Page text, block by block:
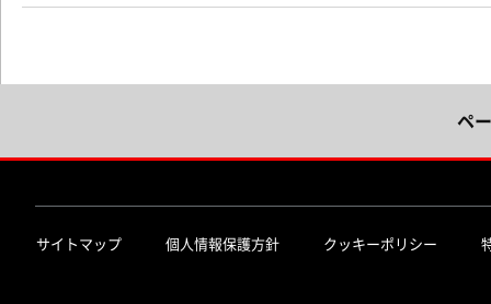
ペ
サイトマップ 個人情報保護方針 クッキーポリシー